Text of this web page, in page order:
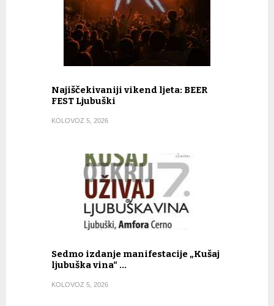
Najiščekivaniji vikend ljeta: BEER
FEST Ljubuški
KOLOVOZ 5, 2026
Sedmo izdanje manifestacije „Kušaj
ljubuška vina“ …
KOLOVOZ 5, 2026